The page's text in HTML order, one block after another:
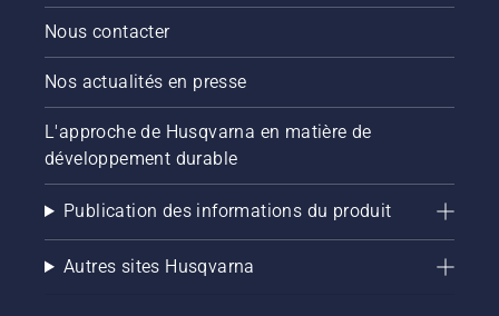
Nous contacter
Nos actualités en presse
L'approche de Husqvarna en matière de
développement durable
Publication des informations du produit
Autres sites Husqvarna